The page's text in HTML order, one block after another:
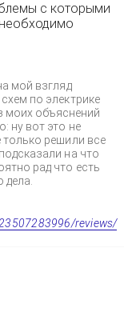
с которыми
мой взгляд
по электрике
моих объяснений
ну вот это не
только решили все
на что
рад что есть
reviews/